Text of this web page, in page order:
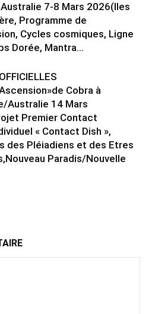
7-8 Mars 2026(Iles
Programme de
Cycles cosmiques, Ligne
Dorée, Mantra...
Cobra à
Australie 14 Mars
Premier Contact
« Contact Dish »,
des Pléiadiens et des Etres
Paradis/Nouvelle